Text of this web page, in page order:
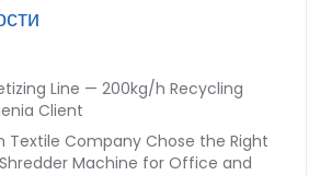
Line — 200kg/h Recycling
Client
Textile Company Chose the Right
Machine for Office and